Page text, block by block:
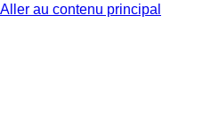
Aller au contenu principal